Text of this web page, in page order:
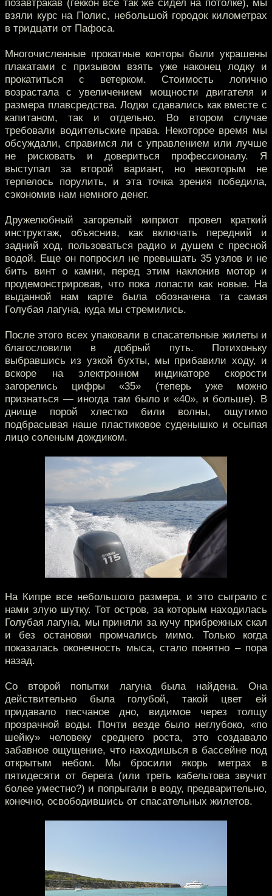
позавтракав (геккон все так же сидел на потолке), мы
взяли курс на Полис, небольшой городок километрах
в тридцати от Пафоса.
Многочисленные прокатные конторы были украшены
плакатами с призывом взять уже наконец лодку и
прокатиться с ветерком. Стоимость логично
возрастала с увеличением мощности двигателя и
размера плавсредства. Лодки сдавались как вместе с
капитаном, так и отдельно. Во втором случае
требовали водительские права. Некоторое время мы
обсуждали, справимся ли с управлением или лучше
не рисковать и довериться профессионалу. Я
выступал за второй вариант, но некоторым не
терпелось порулить, и эта точка зрения победила,
сэкономив нам немного денег.
Дружелюбный загорелый киприот провел краткий
инструктаж, объяснив, как включать передний и
задний ход, пользоваться радио и душем с пресной
водой. Еще он попросил не превышать 35 узлов и не
бить винт о камни, перед этим наклонив мотор и
продемонстрировав, что пока лопасти как новые. На
выданной нам карте была обозначена та самая
Голубая лагуна, куда мы стремились.
После этого всех упаковали в спасательные жилеты и
благословили в добрый путь. Потихоньку
выбравшись из узкой бухты, мы прибавили ходу, и
вскоре на электронном индикаторе скорости
загорелись цифры «35» (теперь уже можно
признаться — иногда там было и «40», и больше). В
днище порой хлестко били волны, ощутимо
подбрасывая наше пластиковое суденышко и осыпая
лицо соленым дождиком.
На Кипре все небольшого размера, и это сыграло с
нами злую шутку. Тот остров, за которым находилась
Голубая лагуна, мы приняли за кучу прибрежных скал
и без остановки промчались мимо. Только когда
показалась оконечность мыса, стало понятно – пора
назад.
Со второй попытки лагуна была найдена. Она
действительно была голубой, такой цвет ей
придавало песчаное дно, видимое через толщу
прозрачной воды. Почти везде было неглубоко, «по
шейку» человеку среднего роста, это создавало
забавное ощущение, что находишься в бассейне под
открытым небом. Мы бросили якорь метрах в
пятидесяти от берега (или треть кабельтова звучит
более уместно?) и попрыгали в воду, предварительно,
конечно, освободившись от спасательных жилетов.